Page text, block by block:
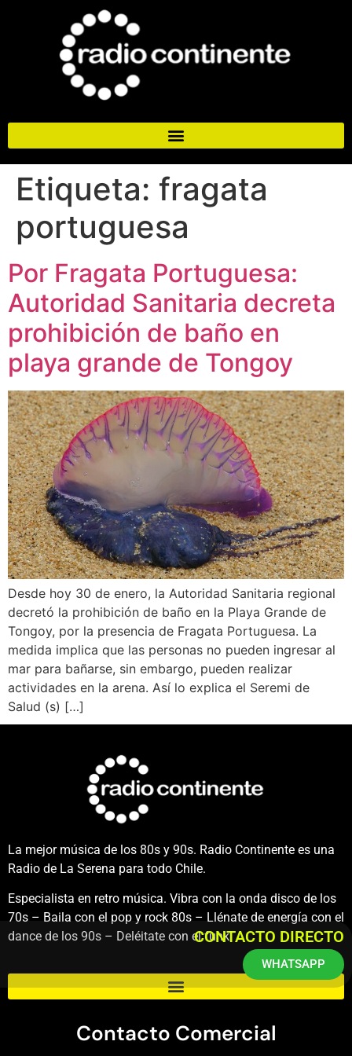
Etiqueta: fragata
portuguesa
Por Fragata Portuguesa:
Autoridad Sanitaria decreta
prohibición de baño en
playa grande de Tongoy
Desde hoy 30 de enero, la Autoridad Sanitaria regional
decretó la prohibición de baño en la Playa Grande de
Tongoy, por la presencia de Fragata Portuguesa. La
medida implica que las personas no pueden ingresar al
mar para bañarse, sin embargo, pueden realizar
actividades en la arena. Así lo explica el Seremi de
Salud (s) […]
La mejor música de los 80s y 90s. Radio Continente es una
Radio de La Serena para todo Chile.
Especialista en retro música. Vibra con la onda disco de los
70s – Baila con el pop y rock 80s – Llénate de energía con el
dance de los 90s – Deléitate con el funk.
Contacto Comercial
CONTACTO DIRECTO
WHATSAPP